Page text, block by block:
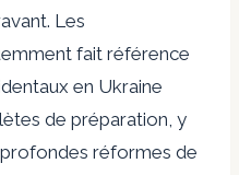
Les
fait référence
en Ukraine
de préparation, y
réformes de